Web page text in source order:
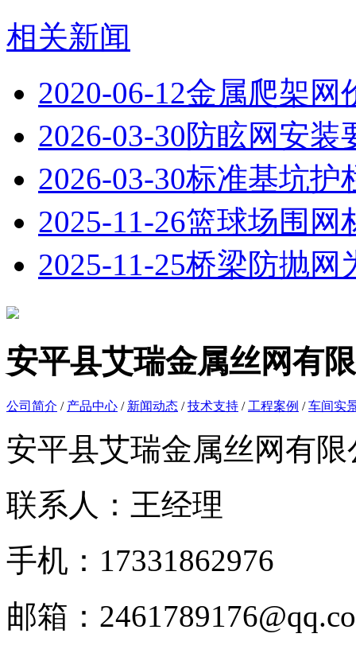
相关新闻
2020-06-12金属爬架网
2026-03-30防眩网安装
2026-03-30标准基坑护
2025-11-26篮球场围网
2025-11-25桥梁防抛网
安平县艾瑞金属丝网有
公司简介 / 产品中心 / 新闻动态 /技术支持 / 工程案例 /车间实
安平县艾瑞金属丝网有限
联系人：王经理
手机：17331862976
邮箱：